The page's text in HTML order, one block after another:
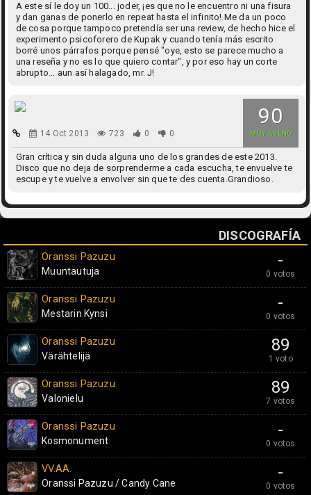
A este sí le doy un 100... joder, ¡es que no le encuentro ni una fisura
y dan ganas de ponerlo en repeat hasta el infinito! Me da un poco
de cosa porque tampoco pretendía ser una review, de hecho hice el
experimento psicoforero de Kupak y cuando tenía más escrito
borré unos párrafos porque pensé "oye, esto se parece mucho a
una reseña y no es lo que quiero contar", y por eso hay un corte
abrupto... aun así halagado, mr. J!
90
MUY BUENO
14 Oct 2013 723 0 0
Gran crítica y sin duda alguna uno de los grandes de este 2013.
Disco que no deja de sorprenderme a cada escucha, te envuelve te
escupe y te vuelve a envolver sin que te des cuenta.Grandioso.
DISCOGRAFÍA
-
0 votos
Oranssi Pazuzu
Muuntautuja
-
0 votos
Oranssi Pazuzu
Mestarin Kynsi
89
1 voto
Oranssi Pazuzu
Värähtelijä
89
7 votos
Oranssi Pazuzu
Valonielu
-
0 votos
Oranssi Pazuzu
Kosmonument
-
0 votos
VV.AA.
Oranssi Pazuzu / Candy Cane